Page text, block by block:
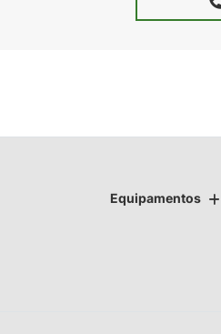
Equipamentos